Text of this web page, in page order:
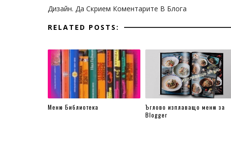
content: url(https://img.icons8.com/
Дизайн. Да Скрием Коментарите В Блога
RELATED POSTS:
Меню Библиотека
Ъглово изплаващо меню за
Blogger